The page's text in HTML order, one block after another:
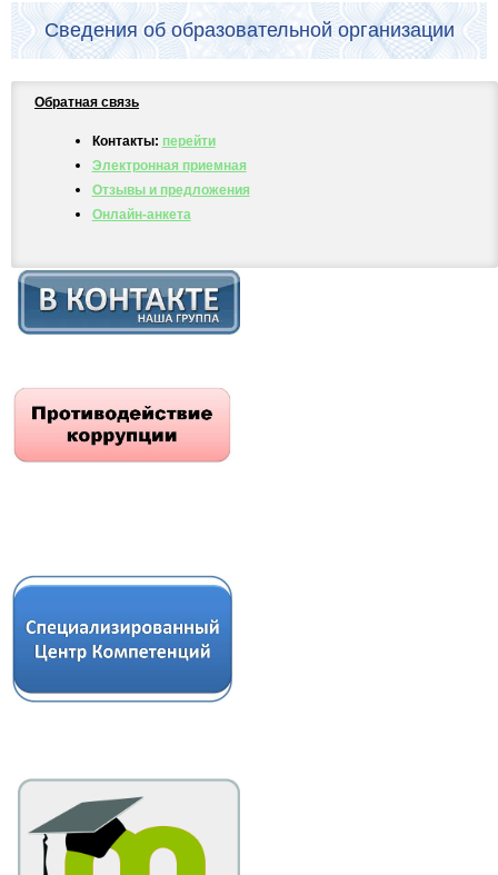
Сведения об образовательной организации
Обратная связь
Контакты: перейти
Электронная приемная
Отзывы и предложения
Онлайн-анкета